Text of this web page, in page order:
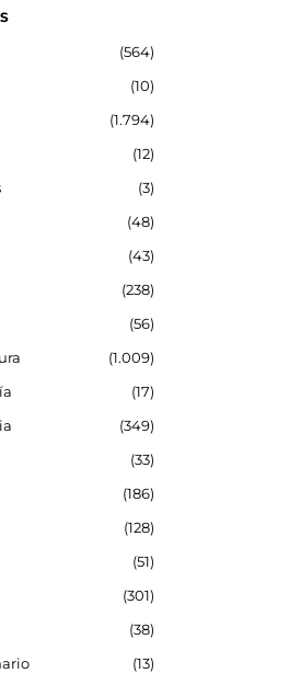
564
10
1.794
12
3
48
43
238
56
1.009
17
349
33
186
128
51
301
38
13